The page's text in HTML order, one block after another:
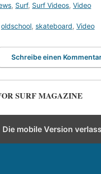
, Surf, Surf Videos, Video
oldschool, skateboard, Video
Schreibe einen
SURF MAGAZINE
Die mobile Version